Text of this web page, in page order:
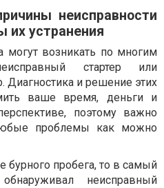
неисправности
их устранения
могут возникать по многим
стартер или
Диагностика и решение этих
ваше время, деньги и
поэтому важно
проблемы как можно
бурного пробега, то в самый
неисправный